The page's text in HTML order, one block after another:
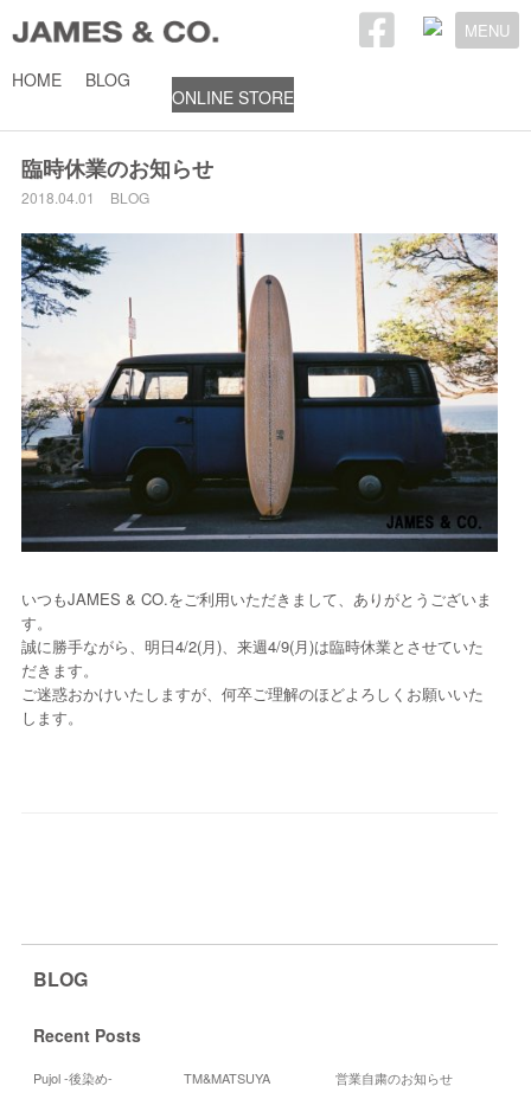
MENU
HOME BLOG
ONLINE STORE
臨時休業のお知らせ
2018.04.01 BLOG
いつもJAMES & CO.をご利用いただきまして、ありがとうございま
す。
誠に勝手ながら、明日4/2(月)、来週4/9(月)は臨時休業とさせていた
だきます。
ご迷惑おかけいたしますが、何卒ご理解のほどよろしくお願いいた
します。
BLOG
Recent Posts
Pujol -後染め- TM&MATSUYA
営業自粛のお知らせ